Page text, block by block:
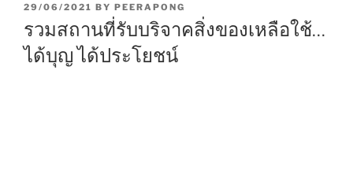
P
S
T
E
29/06/2021 BY PEERAPONG
รวมสถานที่รับบริจาคสิ่งของเหลือใช้…
ได้บุญ ได้ประโยชน์